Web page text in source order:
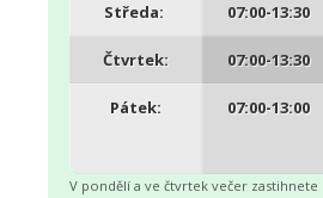
Středa:
Čtvrtek:
Pátek:
07:00-13:30
07:00-13:30
07:00-13:00
V pondělí a ve čtvrtek večer zastihnete